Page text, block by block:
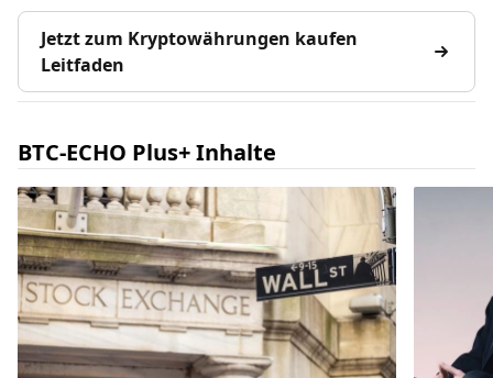
Jetzt zum Kryptowährungen kaufen
Leitfaden
BTC-ECHO Plus+ Inhalte